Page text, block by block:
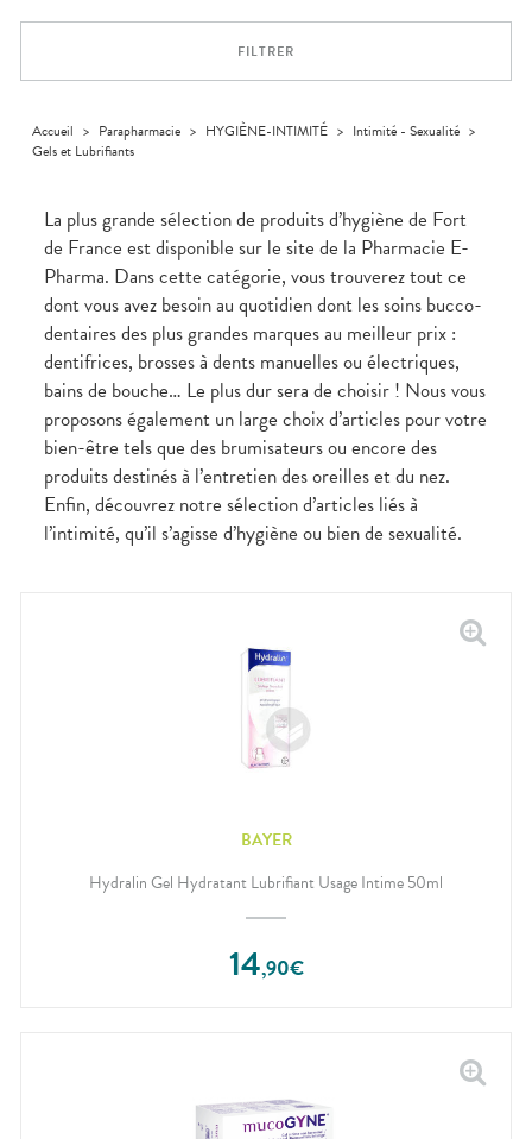
pharmacie
Solaire
Visage
APPLICATION
FILTRER
Accueil > Parapharmacie > HYGIÈNE-INTIMITÉ > Intimité - Sexualité >
Gels et Lubrifiants
La plus grande sélection de produits d’hygiène de Fort
de France est disponible sur le site de la Pharmacie E-
Pharma. Dans cette catégorie, vous trouverez tout ce
dont vous avez besoin au quotidien dont les soins bucco-
dentaires des plus grandes marques au meilleur prix :
dentifrices, brosses à dents manuelles ou électriques,
bains de bouche… Le plus dur sera de choisir ! Nous vous
proposons également un large choix d’articles pour votre
bien-être tels que des brumisateurs ou encore des
produits destinés à l’entretien des oreilles et du nez.
Enfin, découvrez notre sélection d’articles liés à
l’intimité, qu’il s’agisse d’hygiène ou bien de sexualité.
BAYER
Hydralin Gel Hydratant Lubrifiant Usage Intime 50ml
14,90€